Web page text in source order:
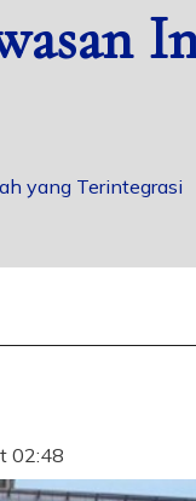
yang Terintegrasi
02:48